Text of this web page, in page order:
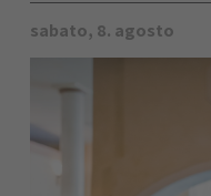
sabato, 8. agosto